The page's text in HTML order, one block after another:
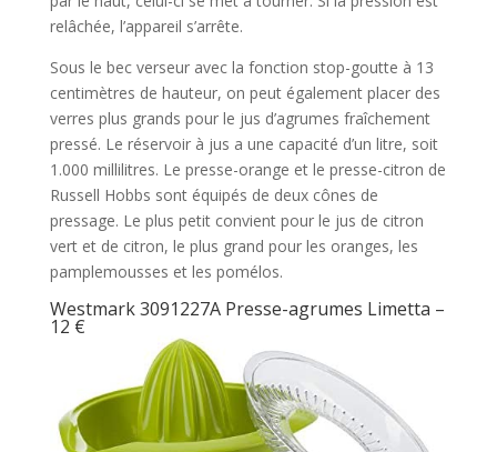
relâchée, l’appareil s’arrête.
Sous le bec verseur avec la fonction stop-goutte à 13
centimètres de hauteur, on peut également placer des
verres plus grands pour le jus d’agrumes fraîchement
pressé. Le réservoir à jus a une capacité d’un litre, soit
1.000 millilitres. Le presse-orange et le presse-citron de
Russell Hobbs sont équipés de deux cônes de
pressage. Le plus petit convient pour le jus de citron
vert et de citron, le plus grand pour les oranges, les
pamplemousses et les pomélos.
Westmark 3091227A Presse-agrumes Limetta –
12 €